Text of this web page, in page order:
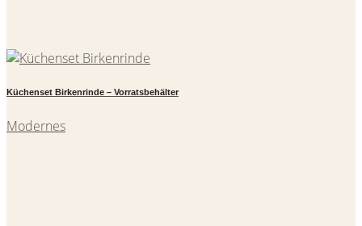
Küchenset Birkenrinde – Vorratsbehälter
Modernes